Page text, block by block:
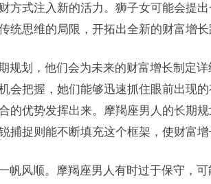
方式注入新的活力。狮子女可能会提
统思维的局限，开拓出全新的财富增长
规划，他们会为未来的财富增长制定详
会把握，她们能够迅速抓住眼前出现
的优势发挥出来。摩羯座男人的长期
捕捉则能不断填充这个框架，使财富增
帆风顺。摩羯座男人有时过于保守，